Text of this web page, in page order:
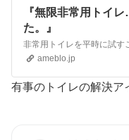
『無限非常用トイ
た。』
ameblo.jp
有事のトイレの解決ア